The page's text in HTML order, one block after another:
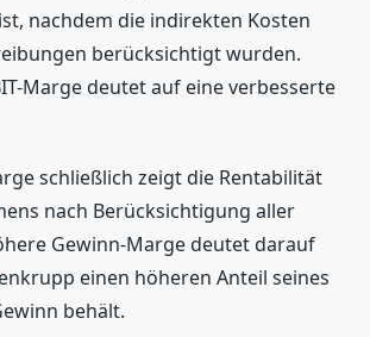
nachdem die indirekten Kosten
berücksichtigt wurden.
Marge deutet auf eine verbesserte
schließlich zeigt die Rentabilität
nach Berücksichtigung aller
Gewinn-Marge deutet darauf
einen höheren Anteil seines
behält.